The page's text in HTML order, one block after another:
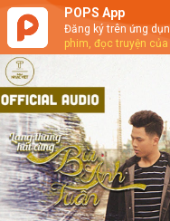
POPS App
Đăng ký trên ứng
phim, đọc truyện của